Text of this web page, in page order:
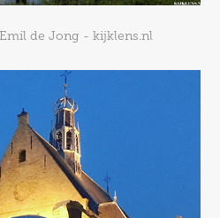
de Jong - kijklens.nl